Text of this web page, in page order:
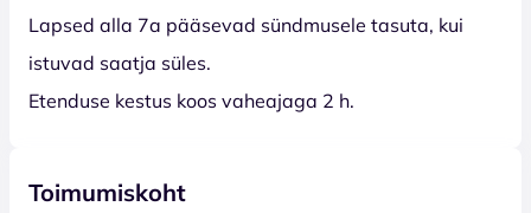
Lapsed alla 7a pääsevad sündmusele tasuta, kui
istuvad saatja süles.
Etenduse kestus koos vaheajaga 2 h.
Toimumiskoht